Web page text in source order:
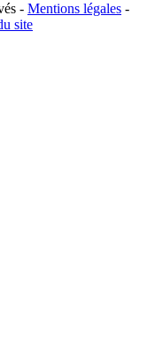
- Mentions légales -
site